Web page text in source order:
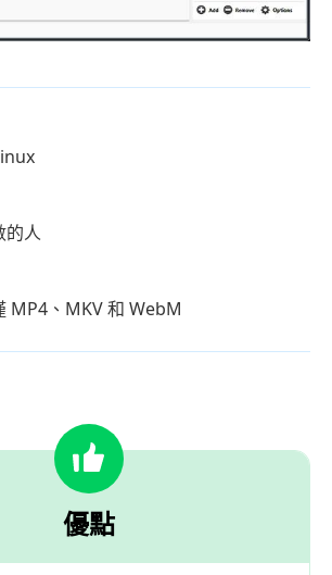
的人
MP4、MKV 和 WebM
優點